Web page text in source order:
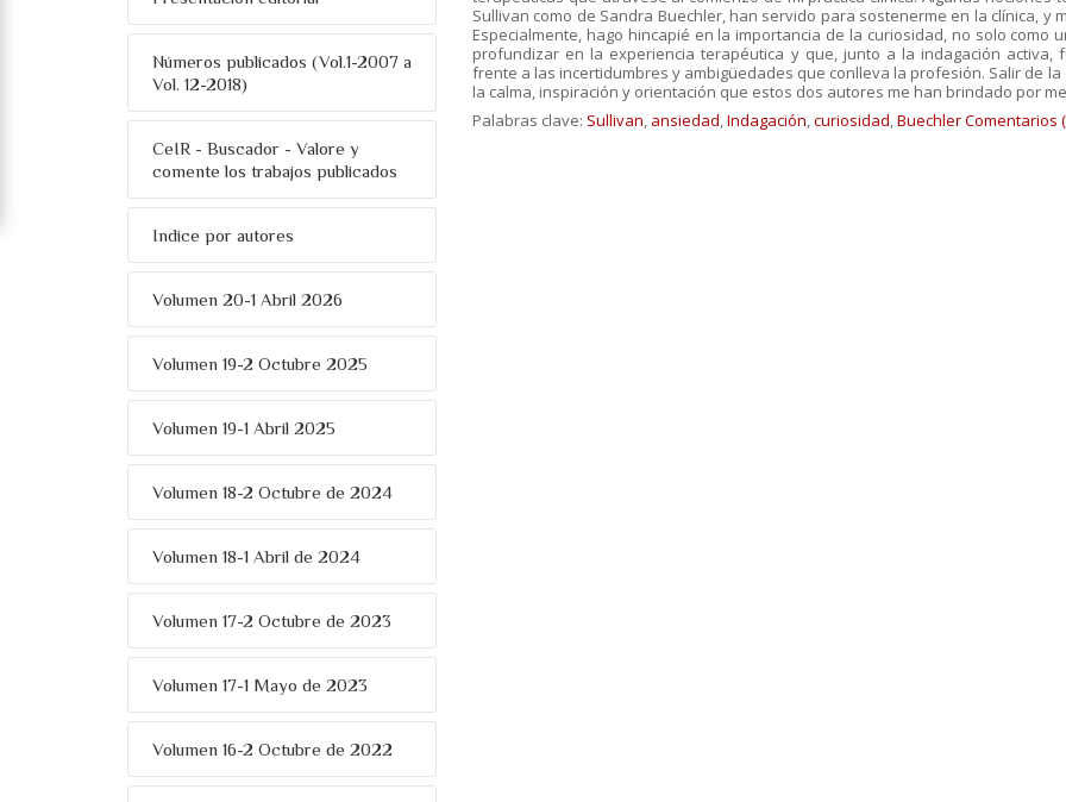
Números publicados (Vol.1-2007 a
Vol. 12-2018)
CeIR - Buscador - Valore y
comente los trabajos publicados
Indice por autores
Volumen 20-1 Abril 2026
Volumen 19-2 Octubre 2025
Volumen 19-1 Abril 2025
Volumen 18-2 Octubre de 2024
Volumen 18-1 Abril de 2024
Volumen 17-2 Octubre de 2023
Volumen 17-1 Mayo de 2023
Volumen 16-2 Octubre de 2022
Sullivan como de Sandra Buechler, han servido para sostenerme en la clínica,
Especialmente, hago hincapié en la importancia de la curiosidad, no solo como
profundizar en la experiencia terapéutica y que, junto a la indagación
frente a las incertidumbres y ambigüedades que conlleva la profesión. Salir de
la calma, inspiración y orientación que estos dos autores me han brindado por
Palabras clave: Sullivan, ansiedad,Indagación,curiosidad,BuechlerComentarios